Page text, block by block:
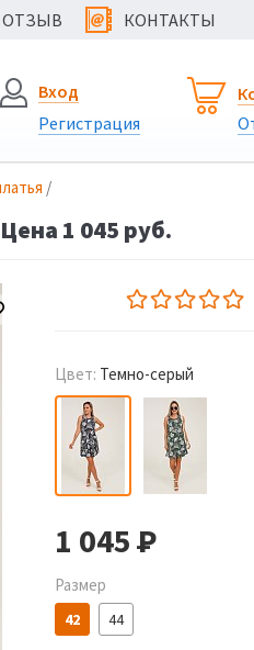
ОТЗЫВ @ КОНТАКТЫ
Вход
Регистрация
/
1 045 руб.
Цвет: Темно-серый
1 045Р
Размер
42 44